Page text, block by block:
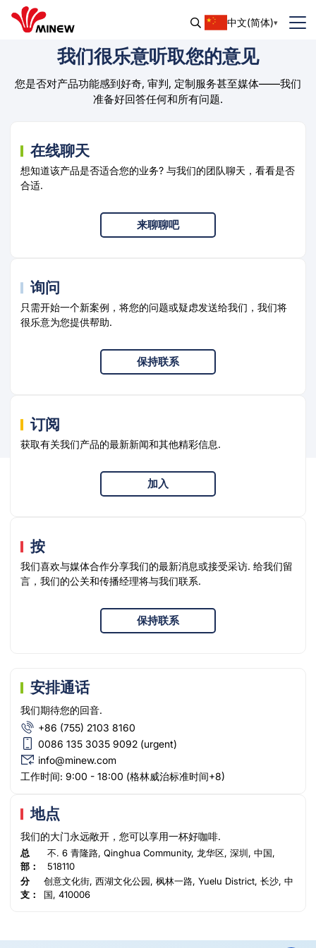
中文(简体)
我们很乐意听取您的意见
您是否对产品功能感到好奇, 审判, 定制服务甚至媒体——我们
准备好回答任何和所有问题.
在线聊天
想知道该产品是否适合您的业务? 与我们的团队聊天，看看是否
合适.
来聊聊吧
询问
只需开始一个新案例，将您的问题或疑虑发送给我们，我们将
很乐意为您提供帮助.
保持联系
订阅
获取有关我们产品的最新新闻和其他精彩信息.
加入
按
我们喜欢与媒体合作分享我们的最新消息或接受采访. 给我们留
言，我们的公关和传播经理将与我们联系.
保持联系
安排通话
我们期待您的回音.
工作时间: 9:00 - 18:00 (格林威治标准时间+8)
地点
我们的大门永远敞开，您可以享用一杯好咖啡.
总
部：
不. 6 青隆路, Qinghua Community, 龙华区, 深圳, 中国,
518110
分
支：
创意文化街, 西湖文化公园, 枫林一路, Yuelu District, 长沙, 中
国, 410006